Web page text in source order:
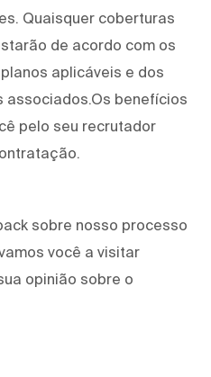
Quaisquer coberturas
de acordo com os
aplicáveis e dos
associados.Os benefícios
pelo seu recrutador
sobre nosso processo
você a visitar
opinião sobre o